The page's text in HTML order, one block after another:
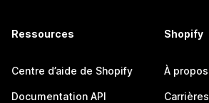
Ressources
Centre d’aide de Shopify
Documentation API
Shopify
À propos
Carrières